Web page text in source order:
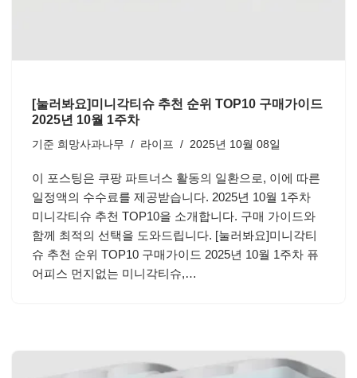
[눌러봐요]미니각티슈 추천 순위 TOP10 구매가이드
2025년 10월 1주차
기준 희망사과나무 라이프 2025년 10월 08일
이 포스팅은 쿠팡 파트너스 활동의 일환으로, 이에 따른
일정액의 수수료를 제공받습니다. 2025년 10월 1주차
미니각티슈 추천 TOP10을 소개합니다. 구매 가이드와
함께 최적의 선택을 도와드립니다. [눌러봐요]미니각티
슈 추천 순위 TOP10 구매가이드 2025년 10월 1주차 퓨
어피스 먼지없는 미니각티슈,…